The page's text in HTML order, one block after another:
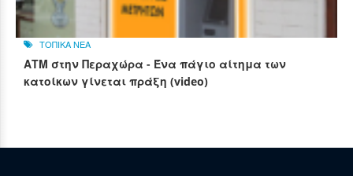
ΤΟΠΙΚΑ ΝΕΑ
ΑΤΜ στην Περαχώρα - Ένα πάγιο αίτημα των
κατοίκων γίνεται πράξη (video)